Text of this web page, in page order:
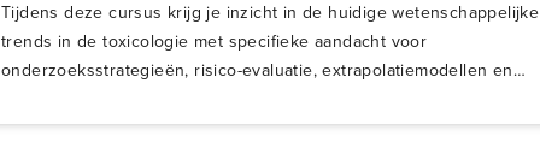
Tijdens deze cursus krijg je inzicht in de huidige wetenschappelijke
trends in de toxicologie met specifieke aandacht voor
onderzoeksstrategieën, risico-evaluatie, extrapolatiemodellen en